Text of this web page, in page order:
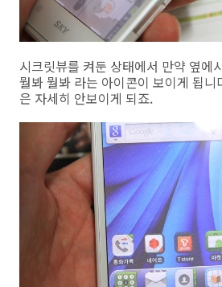
시크릿뷰를 켜둔 상태에서 만약 옆에
뭘봐 뭘봐 라는 아이콘이 보이게 됩니
은 자세히 안보이게 되죠.